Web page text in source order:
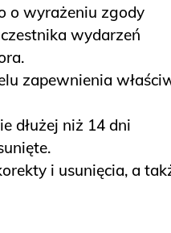
o wyrażeniu zgody
wydarzeń
zapewnienia
dłużej niż 14 dni
i usunięcia, a